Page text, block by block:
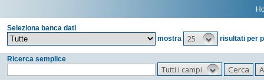
Seleziona banca dati
mostra
25 risultati per
Ricerca semplice
Tutti i campi